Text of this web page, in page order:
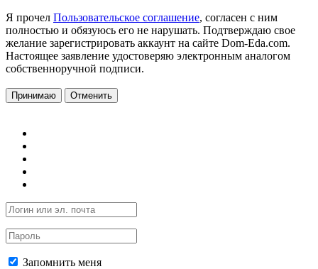
Я прочел Пользовательское соглашение, согласен с ним
полностью и обязуюсь его не нарушать. Подтверждаю свое
желание зарегистрировать аккаунт на сайте Dom-Eda.com.
Настоящее заявление удостоверяю электронным аналогом
собственноручной подписи.
Принимаю Отменить
Запомнить меня